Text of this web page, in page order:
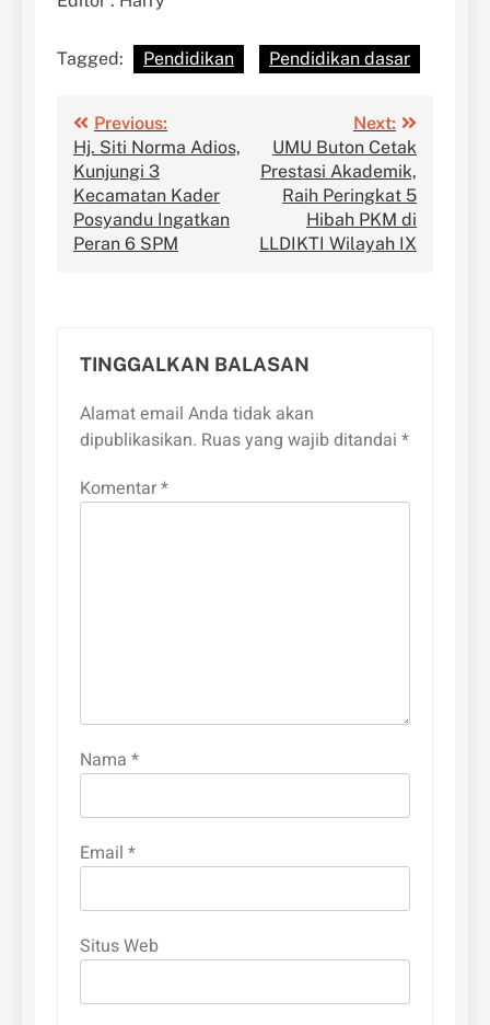
Tagged: Pendidikan Pendidikan dasar
Navigasi
pos
Previous:
Hj. Siti Norma Adios,
Kunjungi 3
Kecamatan Kader
Posyandu Ingatkan
Peran 6 SPM
Next:
UMU Buton Cetak
Prestasi Akademik,
Raih Peringkat 5
Hibah PKM di
LLDIKTI Wilayah IX
TINGGALKAN BALASAN
Alamat email Anda tidak akan
dipublikasikan. Ruas yang wajib ditandai *
Komentar*
Nama *
Email *
Situs Web